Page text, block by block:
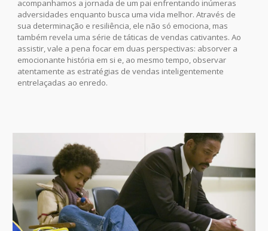
acompanhamos a jornada de um pai enfrentando inúmeras
adversidades enquanto busca uma vida melhor. Através de
sua determinação e resiliência, ele não só emociona, mas
também revela uma série de táticas de vendas cativantes. Ao
assistir, vale a pena focar em duas perspectivas: absorver a
emocionante história em si e, ao mesmo tempo, observar
atentamente as estratégias de vendas inteligentemente
entrelaçadas ao enredo.